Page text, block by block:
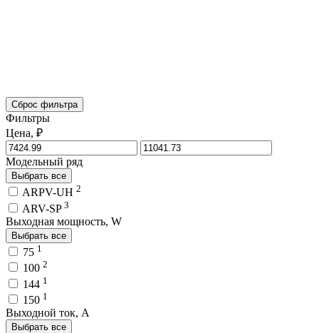
Сброс фильтра
Фильтры
Цена, ₽
Модельный ряд
Выбрать все
ARPV-UH 2
ARV-SP 3
Выходная мощность, W
Выбрать все
75 1
100 2
144 1
150 1
Выходной ток, A
Выбрать все